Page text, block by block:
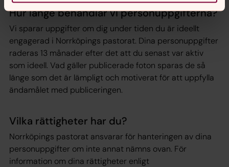
Hur länge behandlar vi personuppgifterna?
Vi sparar uppgifter om dig under tiden du är ideellt
engagerad i Norrköpings pastorat. Dina personuppgifter
raderas 13 månader efter det att du senast var aktiv
som ideell. Vad gäller publicerade foton sparas de så
länge som det är lämpligt och motiverat för att uppfylla
ändamålet med publiceringen.
Vilka rättigheter har du?
Norrköpings pastorat ansvarar för hanteringen av dina
personuppgifter om inte annat nämns ovan. För
information om dina rättigheter enligt